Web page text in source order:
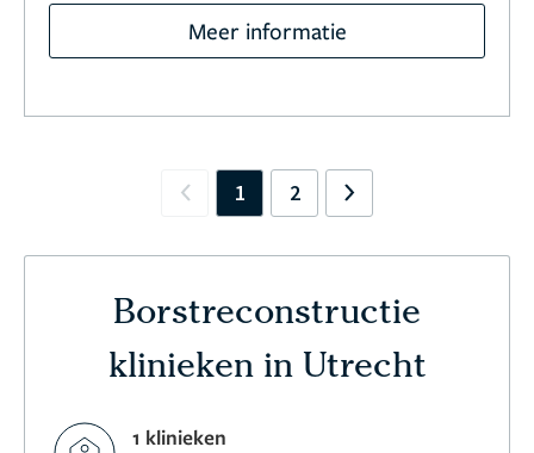
Meer informatie
Previous
1 2 Next
Borstreconstructie
klinieken in Utrecht
1 klinieken